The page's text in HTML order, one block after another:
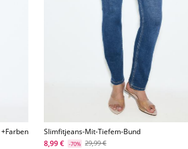
+Farben
Slimfitjeans-Mit-Tiefem-Bund
8,99 €
-70% 29,99 €